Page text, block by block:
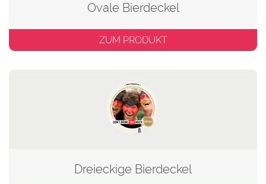
Ovale Bierdeckel
ZUM PRODUKT
Dreieckige Bierdeckel